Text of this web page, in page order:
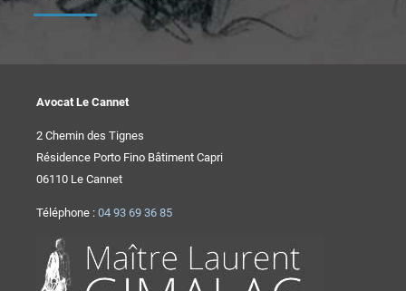
Avocat Le Cannet
2 Chemin des Tignes
Résidence Porto Fino Bâtiment Capri
06110 Le Cannet
Téléphone : 04 93 69 36 85